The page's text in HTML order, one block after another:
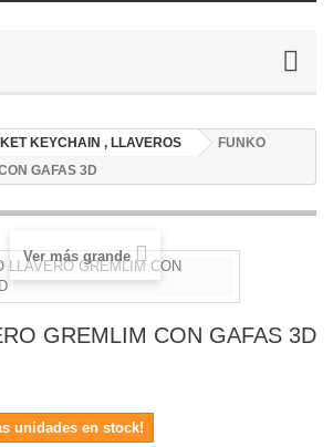
KEYCHAIN , LLAVEROS
FUNKO
GAFAS 3D
Ver más grande
GREMLIM CON GAFAS 3D
unidades en stock!